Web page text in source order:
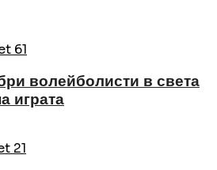
61
волейболисти в света
играта
21